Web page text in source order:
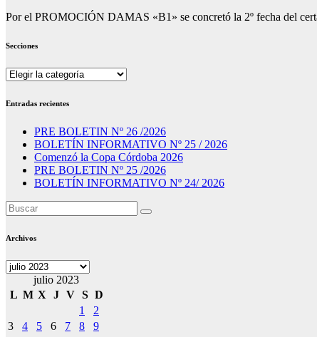
Por el PROMOCIÓN DAMAS «B1» se concretó la 2º fecha del
Secciones
Secciones
Entradas recientes
PRE BOLETIN Nº 26 /2026
BOLETÍN INFORMATIVO Nº 25 / 2026
Comenzó la Copa Córdoba 2026
PRE BOLETIN Nº 25 /2026
BOLETÍN INFORMATIVO Nº 24/ 2026
Archivos
Archivos
julio 2023
L M X J V S D
1
2
3
4 5 6 7 8
9